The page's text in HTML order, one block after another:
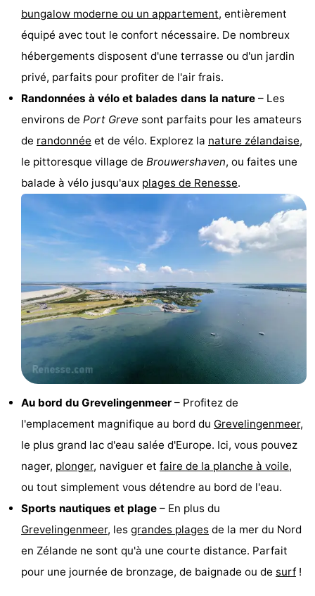
van
Haamstede
Valleien
Soeten
Haert
Wijde
Blick
Zeeland
Village
Zeeuwse
Kust
Zonnedorp
van
Hôtels
minutes
Plages
faire
Lieux
d'intérêt
Musées
Monuments
-
Églises
Moulins
Points
vue
Attractions
Croisières
bungalow moderne ou un appartement, entièrement
équipé avec tout le confort nécessaire. De nombreux
hébergements disposent d'une terrasse ou d'un jardin
privé, parfaits pour profiter de l'air frais.
Randonnées à vélo et balades dans la nature – Les
environs de Port Greve sont parfaits pour les amateurs
de randonnée et de vélo. Explorez la nature zélandaise,
le pittoresque village de Brouwershaven, ou faites une
balade à vélo jusqu'aux plages de Renesse.
Au bord du Grevelingenmeer – Profitez de
l'emplacement magnifique au bord du Grevelingenmeer,
le plus grand lac d'eau salée d'Europe. Ici, vous pouvez
nager, plonger, naviguer et faire de la planche à voile,
ou tout simplement vous détendre au bord de l'eau.
Sports nautiques et plage – En plus du
Grevelingenmeer, les grandes plages de la mer du Nord
en Zélande ne sont qu'à une courte distance. Parfait
pour une journée de bronzage, de baignade ou de surf !